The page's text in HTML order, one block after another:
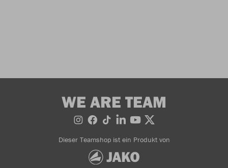
WE ARE TEAM
Dieser Teamshop ist ein Produkt von